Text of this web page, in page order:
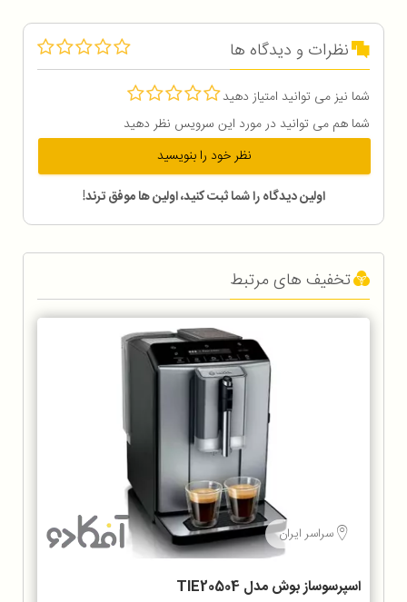
نظرات و دیدگاه ها
شما نیز می توانید امتیاز دهید
شما هم می توانید در مورد این سرویس نظر دهید
نظر خود را بنویسید
اولین دیدگاه را شما ثبت کنید، اولین ها موفق ترند!
تخفیف های مرتبط
سراسر ایران
اسپرسوساز بوش مدل TIE20504